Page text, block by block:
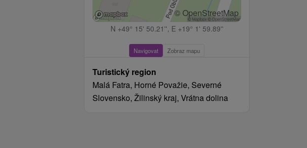
© OpenStreetMap
N +49° 15' 50.21'', E +19° 1' 59.89''
Navigovat Zobraz mapu
Turistický region
Malá Fatra, Horné Považie, Severné
Slovensko, Žilinský kraj, Vrátna dolina